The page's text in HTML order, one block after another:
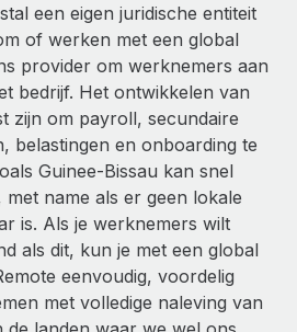
een eigen juridische entiteit
of werken met een global
provider om werknemers aan
bedrijf. Het ontwikkelen van
zijn om payroll, secundaire
belastingen en onboarding te
Guinee-Bissau kan snel
name als er geen lokale
is. Als je werknemers wilt
als dit, kun je met een global
eenvoudig, voordelig
met volledige naleving van